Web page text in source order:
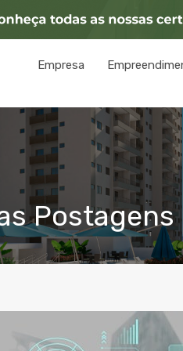
Empresa